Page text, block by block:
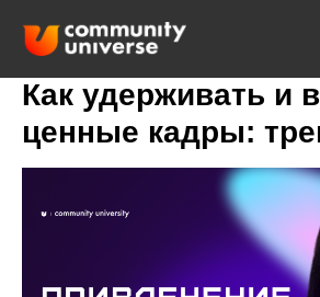
Как удерживать и
ценные кадры: